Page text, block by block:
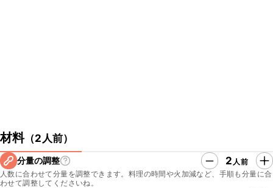
材料（2人前）
分量の調整 2 人前
人数に合わせて分量を調整できます。料理の時間や火加減など、手順も分量に合
わせて調整してくださいね。